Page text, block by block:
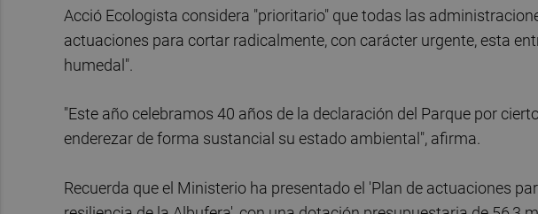
Acció Ecologista considera "prioritario" que todas las
actuaciones para cortar radicalmente, con carácter urgente, esta
humedal".
"Este año celebramos 40 años de la declaración del Parque por
enderezar de forma sustancial su estado ambiental", afirma.
Recuerda que el Ministerio ha presentado el 'Plan de actuaciones